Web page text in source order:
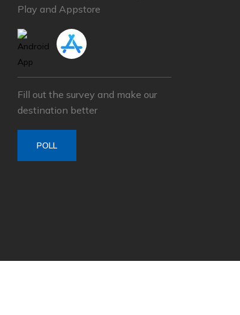
Play and Appstore
Fill out the survey and make our
destination better
POLL